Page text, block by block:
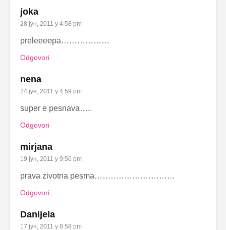
joka
28 јун, 2011 у 4:58 pm
preleeeepa………………
Odgovori
nena
24 јун, 2011 у 4:59 pm
super e pesnava…..
Odgovori
mirjana
19 јун, 2011 у 9:50 pm
prava zivotna pesma…………………………
Odgovori
Danijela
17 јун, 2011 у 8:58 pm